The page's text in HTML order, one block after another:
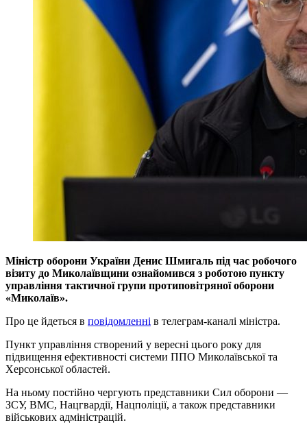
Міністр оборони України Денис Шмигаль під час робочого
візиту до Миколаївщини ознайомився з роботою пункту
управління тактичної групи протиповітряної оборони
«Миколаїв».
Про це йдеться в повідомленні в телеграм-каналі міністра.
Пункт управління створений у вересні цього року для
підвищення ефективності системи ППО Миколаївської та
Херсонської областей.
На ньому постійно чергують представники Сил оборони —
ЗСУ, ВМС, Нацгвардії, Нацполіції, а також представники
військових адміністрацій.